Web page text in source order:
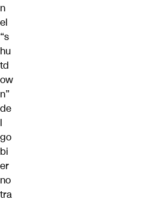
n
el
“s
hu
td
ow
n”
de
l
go
bi
er
no
tra